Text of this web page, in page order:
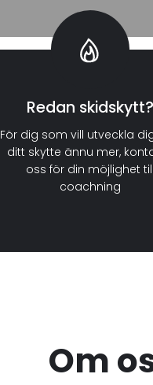
Redan skidskytt?
För dig som vill utveckla
ditt skytte ännu mer,
oss för din möjlighet till
coachning
Om